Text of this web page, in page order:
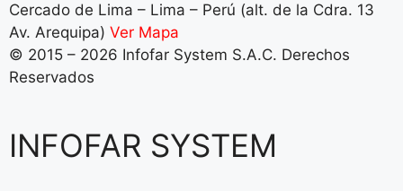
Cercado de Lima – Lima – Perú (alt. de la Cdra. 13
Av. Arequipa) Ver Mapa
© 2015 – 2026 Infofar System S.A.C. Derechos
Reservados
INFOFAR SYSTEM